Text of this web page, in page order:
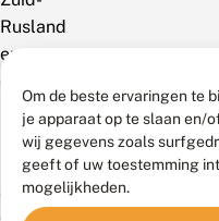
Om de beste ervaringen te
je apparaat op te slaan en/
wij gegevens zoals
geeft of uw toestemming
mogelijkheden.
Rusland
en
de
Kaukasus;
het
zuiden: